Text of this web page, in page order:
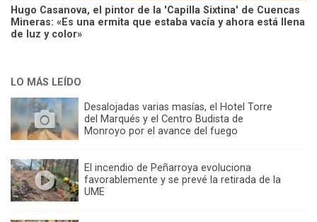
Hugo Casanova, el pintor de la 'Capilla Sixtina' de Cuencas
Mineras: «Es una ermita que estaba vacía y ahora está llena
de luz y color»
LO MÁS LEÍDO
Desalojadas varias masías, el Hotel Torre
del Marqués y el Centro Budista de
Monroyo por el avance del fuego
El incendio de Peñarroya evoluciona
favorablemente y se prevé la retirada de la
UME